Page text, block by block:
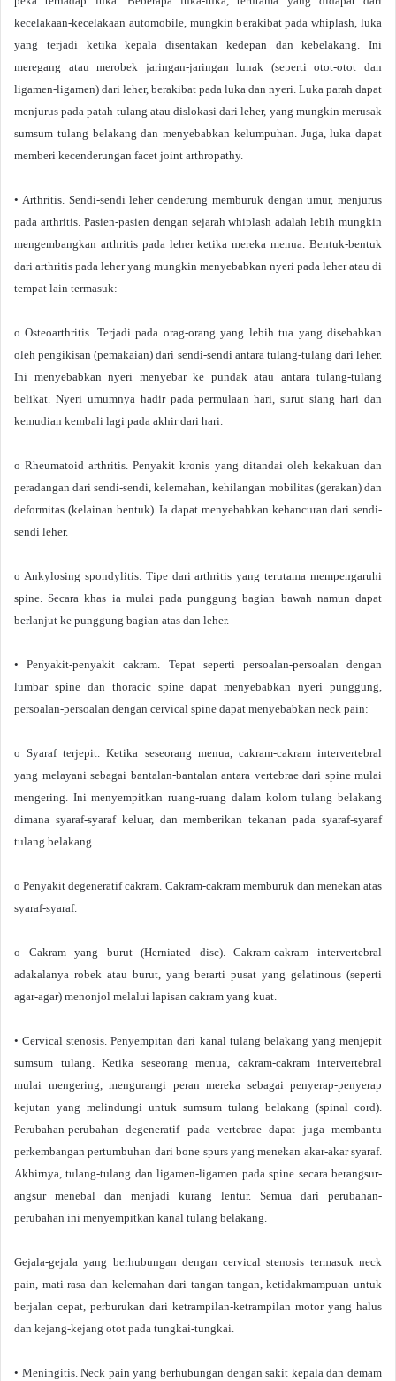
kecelakaan-kecelakaan automobile, mungkin berakibat pada whiplash, luka
yang terjadi ketika kepala disentakan kedepan dan kebelakang. Ini
meregang atau merobek jaringan-jaringan lunak (seperti otot-otot dan
ligamen-ligamen) dari leher, berakibat pada luka dan nyeri. Luka parah dapat
menjurus pada patah tulang atau dislokasi dari leher, yang mungkin merusak
sumsum tulang belakang dan menyebabkan kelumpuhan. Juga, luka dapat
memberi kecenderungan facet joint arthropathy.
• Arthritis. Sendi-sendi leher cenderung memburuk dengan umur, menjurus
pada arthritis. Pasien-pasien dengan sejarah whiplash adalah lebih mungkin
mengembangkan arthritis pada leher ketika mereka menua. Bentuk-bentuk
dari arthritis pada leher yang mungkin menyebabkan nyeri pada leher atau di
tempat lain termasuk:
o Osteoarthritis. Terjadi pada orag-orang yang lebih tua yang disebabkan
oleh pengikisan (pemakaian) dari sendi-sendi antara tulang-tulang dari leher.
Ini menyebabkan nyeri menyebar ke pundak atau antara tulang-tulang
belikat. Nyeri umumnya hadir pada permulaan hari, surut siang hari dan
kemudian kembali lagi pada akhir dari hari.
o Rheumatoid arthritis. Penyakit kronis yang ditandai oleh kekakuan dan
peradangan dari sendi-sendi, kelemahan, kehilangan mobilitas (gerakan) dan
deformitas (kelainan bentuk). Ia dapat menyebabkan kehancuran dari sendi-
sendi leher.
o Ankylosing spondylitis. Tipe dari arthritis yang terutama mempengaruhi
spine. Secara khas ia mulai pada punggung bagian bawah namun dapat
berlanjut ke punggung bagian atas dan leher.
• Penyakit-penyakit cakram. Tepat seperti persoalan-persoalan dengan
lumbar spine dan thoracic spine dapat menyebabkan nyeri punggung,
persoalan-persoalan dengan cervical spine dapat menyebabkan neck pain:
o Syaraf terjepit. Ketika seseorang menua, cakram-cakram intervertebral
yang melayani sebagai bantalan-bantalan antara vertebrae dari spine mulai
mengering. Ini menyempitkan ruang-ruang dalam kolom tulang belakang
dimana syaraf-syaraf keluar, dan memberikan tekanan pada syaraf-syaraf
tulang belakang.
o Penyakit degeneratif cakram. Cakram-cakram memburuk dan menekan atas
syaraf-syaraf.
o Cakram yang burut (Herniated disc). Cakram-cakram intervertebral
adakalanya robek atau burut, yang berarti pusat yang gelatinous (seperti
agar-agar) menonjol melalui lapisan cakram yang kuat.
• Cervical stenosis. Penyempitan dari kanal tulang belakang yang menjepit
sumsum tulang. Ketika seseorang menua, cakram-cakram intervertebral
mulai mengering, mengurangi peran mereka sebagai penyerap-penyerap
kejutan yang melindungi untuk sumsum tulang belakang (spinal cord).
Perubahan-perubahan degeneratif pada vertebrae dapat juga membantu
perkembangan pertumbuhan dari bone spurs yang menekan akar-akar syaraf.
Akhirnya, tulang-tulang dan ligamen-ligamen pada spine secara berangsur-
angsur menebal dan menjadi kurang lentur. Semua dari perubahan-
perubahan ini menyempitkan kanal tulang belakang.
Gejala-gejala yang berhubungan dengan cervical stenosis termasuk neck
pain, mati rasa dan kelemahan dari tangan-tangan, ketidakmampuan untuk
berjalan cepat, perburukan dari ketrampilan-ketrampilan motor yang halus
dan kejang-kejang otot pada tungkai-tungkai.
• Meningitis. Neck pain yang berhubungan dengan sakit kepala dan demam